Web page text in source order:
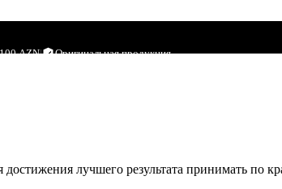
AZN| Оригинальная продукция
лучшего результата принимать по